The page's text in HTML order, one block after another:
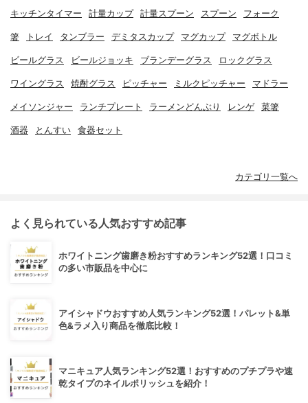
キッチンタイマー 計量カップ 計量スプーン スプーン フォーク
箸 トレイ タンブラー デミタスカップ マグカップ マグボトル
ビールグラス ビールジョッキ ブランデーグラス ロックグラス
ワイングラス 焼酎グラス ピッチャー ミルクピッチャー マドラー
メイソンジャー ランチプレート ラーメンどんぶり レンゲ 菜箸
酒器 とんすい 食器セット
カテゴリ一覧へ
よく見られている人気おすすめ記事
ホワイトニング歯磨き粉おすすめランキング52選！口コミ
の多い市販品を中心に
アイシャドウおすすめ人気ランキング52選！パレット&単
色&ラメ入り商品を徹底比較！
マニキュア人気ランキング52選！おすすめのプチプラや速
乾タイプのネイルポリッシュを紹介！